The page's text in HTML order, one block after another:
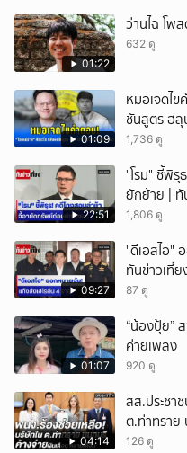
01:22
ว่านไฉ โพ
632 ดู
01:09
หมอเจดไ
ชันสูตร ฮลุ
1,736 ดู
22:51
"โรม" ชี้พิ
ยักย้าย | ทั
1,806 ดู
09:27
"ดีเอสไอ"
ทันข่าวเที่
87 ดู
01:07
“น้องปุ้ย”
ค่ายเพลง
920 ดู
04:14
สส.ประชา
ต.ท่าทราย
ร้อนนับร้อย
126 ดู